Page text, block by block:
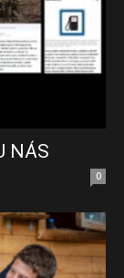
NÁS
0